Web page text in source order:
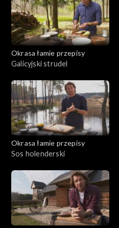
Okrasa łamie przepisy
Galicyjski strudel
Okrasa łamie przepisy
Sos holenderski